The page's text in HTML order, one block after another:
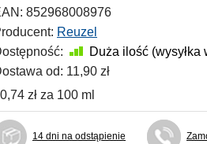
852968008976
Reuzel
Duża ilość (wysyłka
od: 11,90 zł
zł za 100 ml
14 dni na odstąpienie